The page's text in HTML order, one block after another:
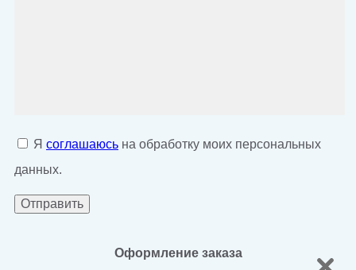
Я соглашаюсь на обработку моих персональных
данных.
Оформление заказа